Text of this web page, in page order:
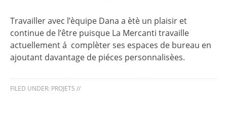
Travailler avec l’èquipe Dana a ètè un plaisir et
continue de l’être puisque La Mercanti travaille
actuellement á complèter ses espaces de bureau en
ajoutant davantage de piéces personnalisèes.
FILED UNDER: PROJETS //